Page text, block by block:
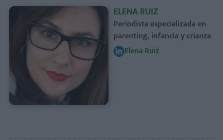
ELENA RUIZ
Periodista especializada en
parenting, infancia y crianza
Elena Ruiz